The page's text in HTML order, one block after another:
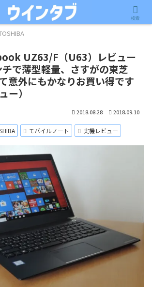
います。
UZ63/F（U63）レビュー
で薄型軽量、さすがの東芝
意外にもかなりお買い得です
ー）
2018.08.28 2018.09.10
モバイルノート 実機レビュー
検索